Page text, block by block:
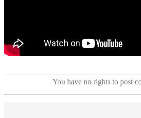
You have no rights to post